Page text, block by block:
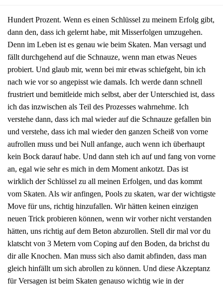
Hundert Prozent. Wenn es einen Schlüssel zu meinem Erfolg gibt,
dann den, dass ich gelernt habe, mit Misserfolgen umzugehen.
Denn im Leben ist es genau wie beim Skaten. Man versagt und
fällt durchgehend auf die Schnauze, wenn man etwas Neues
probiert. Und glaub mir, wenn bei mir etwas schiefgeht, bin ich
nach wie vor so angepisst wie damals. Ich werde dann schnell
frustriert und bemitleide mich selbst, aber der Unterschied ist, dass
ich das inzwischen als Teil des Prozesses wahrnehme. Ich
verstehe dann, dass ich mal wieder auf die Schnauze gefallen bin
und verstehe, dass ich mal wieder den ganzen Scheiß von vorne
aufrollen muss und bei Null anfange, auch wenn ich überhaupt
kein Bock darauf habe. Und dann steh ich auf und fang von vorne
an, egal wie sehr es mich in dem Moment ankotzt. Das ist
wirklich der Schlüssel zu all meinen Erfolgen, und das kommt
vom Skaten. Als wir anfingen, Pools zu skaten, war der wichtigste
Move für uns, richtig hinzufallen. Wir hätten keinen einzigen
neuen Trick probieren können, wenn wir vorher nicht verstanden
hätten, uns richtig auf dem Beton abzurollen. Stell dir mal vor du
klatscht von 3 Metern vom Coping auf den Boden, da brichst du
dir alle Knochen. Man muss sich also damit abfinden, dass man
gleich hinfällt um sich abrollen zu können. Und diese Akzeptanz
für Versagen ist beim Skaten genauso wichtig wie in der